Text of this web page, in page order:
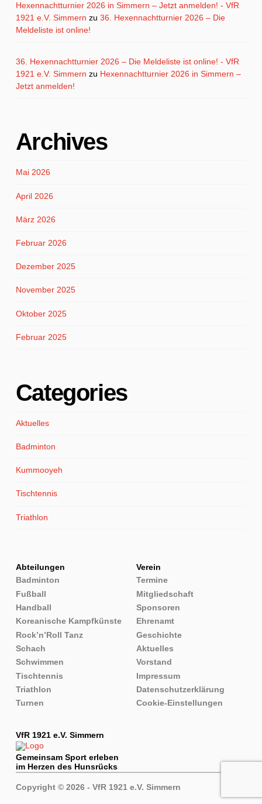
Hexennachtturnier 2026 in Simmern – Jetzt anmelden! - VfR
1921 e.V. Simmern zu 36. Hexennachtturnier 2026 – Die
Meldeliste ist online!
36. Hexennachtturnier 2026 – Die Meldeliste ist online! - VfR
1921 e.V. Simmern zu Hexennachtturnier 2026 in Simmern –
Jetzt anmelden!
Archives
Mai 2026
April 2026
März 2026
Februar 2026
Dezember 2025
November 2025
Oktober 2025
Februar 2025
Categories
Aktuelles
Badminton
Kummooyeh
Tischtennis
Triathlon
Abteilungen
Badminton
Fußball
Handball
Koreanische Kampfkünste
Rock’n’Roll Tanz
Schach
Schwimmen
Tischtennis
Triathlon
Turnen
Verein
Termine
Mitgliedschaft
Sponsoren
Ehrenamt
Geschichte
Aktuelles
Vorstand
Impressum
Datenschutzerklärung
Cookie-Einstellungen
VfR 1921 e.V. Simmern
Gemeinsam Sport erleben
im Herzen des Hunsrücks
Copyright © 2026 - VfR 1921 e.V. Simmern